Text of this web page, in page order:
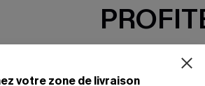
votre zone de livraison
-15% dès 2
*Un code par